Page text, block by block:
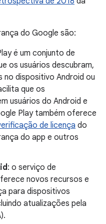
do Google são:
é um conjunto de
os usuários descubram,
no dispositivo Android ou
que os
usuários do Android e
Play também oferece
de licença do
do app e outros
: o serviço de
novos recursos e
para dispositivos
atualizações pela